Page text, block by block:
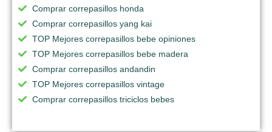
Comprar correpasillos honda
Comprar correpasillos yang kai
TOP Mejores correpasillos bebe opiniones
TOP Mejores correpasillos bebe madera
Comprar correpasillos andandin
TOP Mejores correpasillos vintage
Comprar correpasillos triciclos bebes